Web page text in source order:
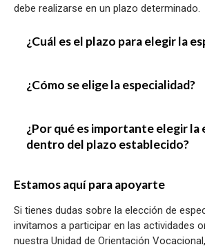
debe realizarse en un plazo determinado.
¿Cuál es el plazo para elegir la
¿Cómo se elige la especialidad?
¿Por qué es importante elegir la
dentro del plazo establecido?
Estamos aquí para apoyarte
Si tienes dudas sobre la elección de
invitamos a participar en las actividades
nuestra Unidad de Orientación